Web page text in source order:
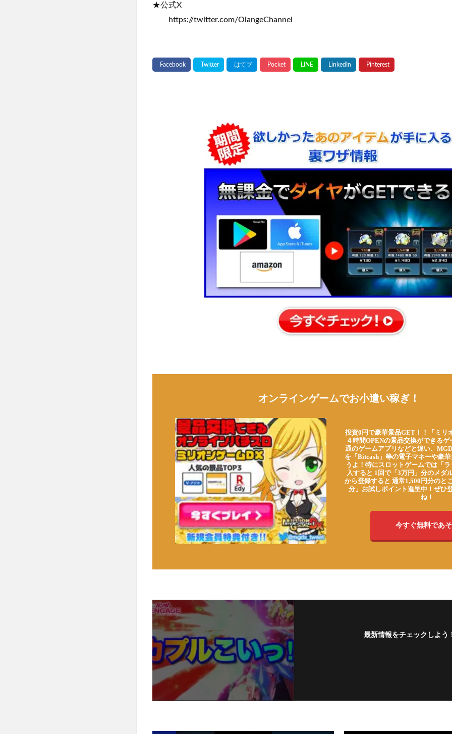
★公式X
https://twitter.com/OlangeChannel
オンラインゲームでお小遣い稼ぎ！
投資0円で豪華景品GET！！「ミリ
４時間OPENの景品交換ができる
通のゲームアプリなどと違い、
を「Bitcash」等の電子マネーや豪
うよ！特にスロットゲームでは「
入すると 1回で「3万円」分のメダ
から登録すると 通常1,500円分のと
分」お試しポイント進呈中！ぜひ
ね！
今すぐ無料であ
最新情報をチェックしよう